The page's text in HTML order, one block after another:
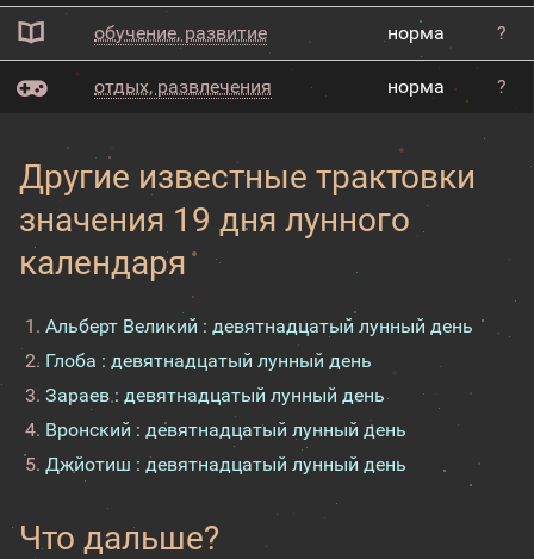
обучение, развитие норма ?
отдых, развлечения норма ?
Другие известные трактовки
значения 19 дня лунного
календаря
Альберт Великий : девятнадцатый лунный день
Глоба : девятнадцатый лунный день
Зараев : девятнадцатый лунный день
Вронский : девятнадцатый лунный день
Джйотиш : девятнадцатый лунный день
Что дальше?